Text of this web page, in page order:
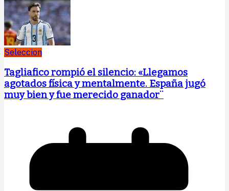
Seleccion
Tagliafico rompió el silencio: «Llegamos
agotados física y mentalmente. España jugó
muy bien y fue merecido ganador¨